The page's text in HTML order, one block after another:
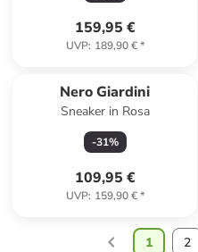
159,95 €
UVP: 189,90 €*
Nero Giardini
Sneaker in Rosa
-31%
109,95 €
UVP: 159,90 €*
1 2